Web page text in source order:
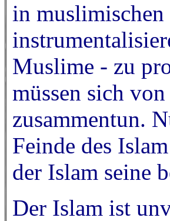
in
Muslime - zu
müssen sich
zusammentun.
Feinde des
der Islam seine
Der Islam ist